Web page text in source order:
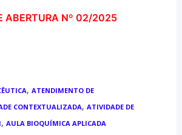
ABERTURA Nº 02/2025
, ATENDIMENTO DE
CONTEXTUALIZADA, ATIVIDADE DE
, AULA BIOQUÍMICA APLICADA